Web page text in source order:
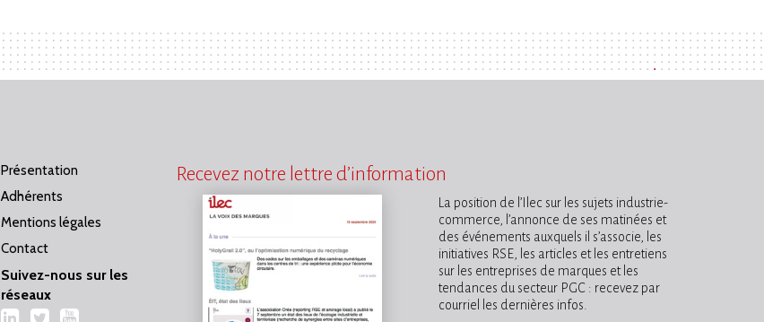
Présentation
Adhérents
Mentions légales
Contact
Suivez-nous sur les
réseaux
LinkedIn
TwitterYouTube
Recevez notre lettre d’information
La position de l’Ilec sur les sujets industrie-
commerce, l’annonce de ses matinées et
des événements auxquels il s’associe, les
initiatives RSE, les articles et les entretiens
sur les entreprises de marques et les
tendances du secteur PGC : recevez par
courriel les dernières infos.